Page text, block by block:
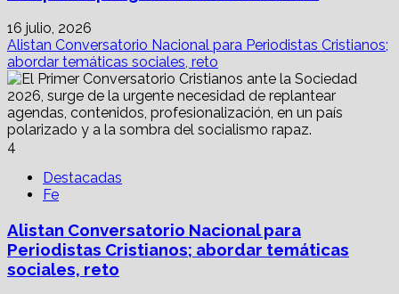
16 julio, 2026
Alistan Conversatorio Nacional para Periodistas Cristianos;
abordar temáticas sociales, reto
4
Destacadas
Fe
Alistan Conversatorio Nacional para
Periodistas Cristianos; abordar temáticas
sociales, reto